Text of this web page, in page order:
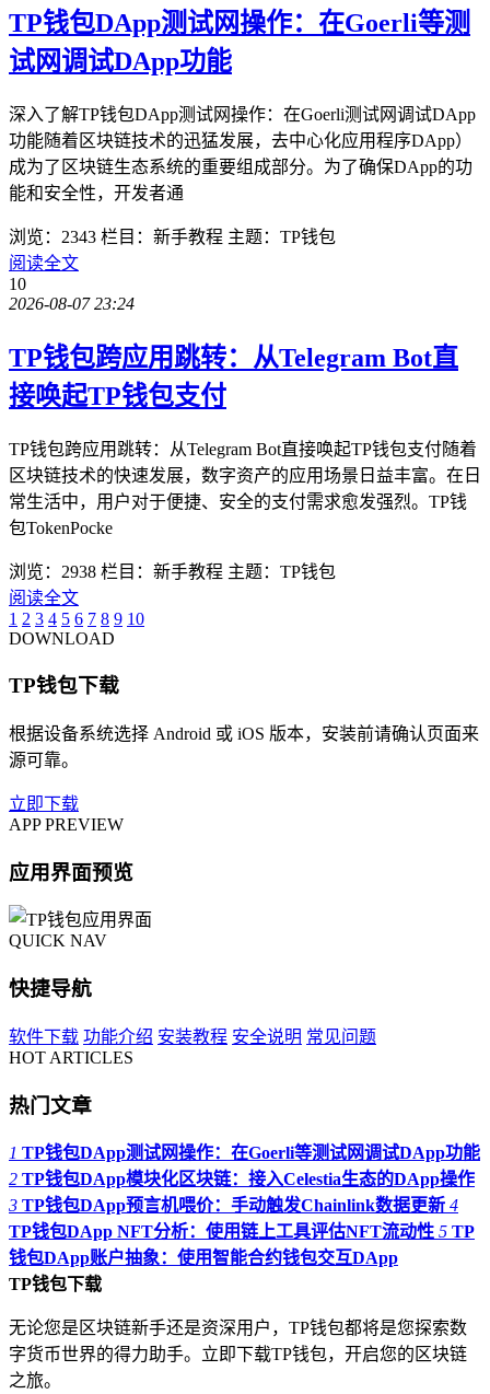
TP钱包DApp测试网操作：在Goerli等测
试网调试DApp功能
深入了解TP钱包DApp测试网操作：在Goerli测试网调试DApp
功能随着区块链技术的迅猛发展，去中心化应用程序DApp）
成为了区块链生态系统的重要组成部分。为了确保DApp的功
能和安全性，开发者通
浏览：2343 栏目：新手教程 主题：TP钱包
阅读全文
10
2026-08-07 23:24
TP钱包跨应用跳转：从Telegram Bot直
接唤起TP钱包支付
TP钱包跨应用跳转：从Telegram Bot直接唤起TP钱包支付随着
区块链技术的快速发展，数字资产的应用场景日益丰富。在日
常生活中，用户对于便捷、安全的支付需求愈发强烈。TP钱
包TokenPocke
浏览：2938 栏目：新手教程 主题：TP钱包
阅读全文
1 2 3 4 5 6 7 8 9 10
DOWNLOAD
TP钱包下载
根据设备系统选择 Android 或 iOS 版本，安装前请确认页面来
源可靠。
立即下载
APP PREVIEW
应用界面预览
QUICK NAV
快捷导航
软件下载 功能介绍 安装教程 安全说明 常见问题
HOT ARTICLES
热门文章
1 TP钱包DApp测试网操作：在Goerli等测试网调试DApp功能
2 TP钱包DApp模块化区块链：接入Celestia生态的DApp操作
3 TP钱包DApp预言机喂价：手动触发Chainlink数据更新 4
TP钱包DApp NFT分析：使用链上工具评估NFT流动性 5 TP
钱包DApp账户抽象：使用智能合约钱包交互DApp
TP钱包下载
无论您是区块链新手还是资深用户，TP钱包都将是您探索数
字货币世界的得力助手。立即下载TP钱包，开启您的区块链
之旅。